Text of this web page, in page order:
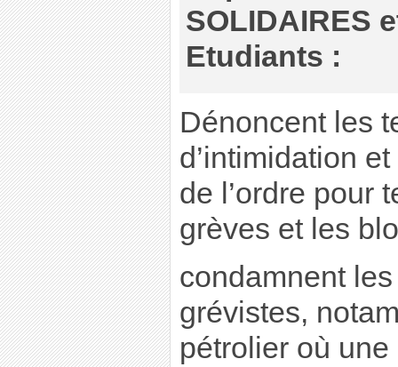
SOLIDAIRES
Etudiants :
Dénoncent les
d’intimidation
de l’ordre pour
grèves et les
condamnent
grévistes,
pétrolier où